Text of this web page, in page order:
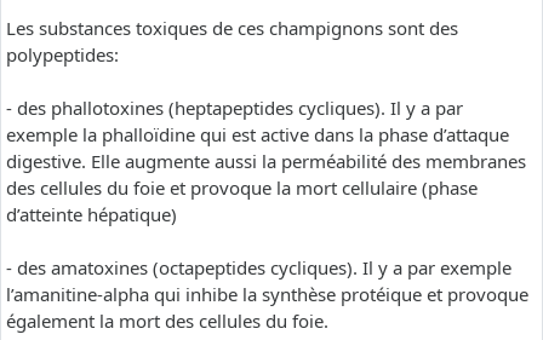
Les substances toxiques de ces champignons sont des
polypeptides:
- des phallotoxines (heptapeptides cycliques). Il y a par
exemple la phalloïdine qui est active dans la phase d’attaque
digestive. Elle augmente aussi la perméabilité des membranes
des cellules du foie et provoque la mort cellulaire (phase
d’atteinte hépatique)
- des amatoxines (octapeptides cycliques). Il y a par exemple
l’amanitine-alpha qui inhibe la synthèse protéique et provoque
également la mort des cellules du foie.